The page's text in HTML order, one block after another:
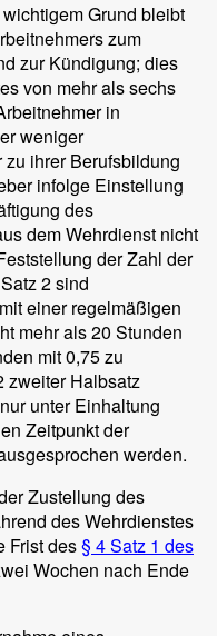
Grund bleibt
zum
zur Kündigung; dies
von mehr als sechs
in
weniger
ihrer Berufsbildung
infolge Einstellung
des
dem Wehrdienst nicht
der Zahl der
2 sind
einer regelmäßigen
mehr als 20 Stunden
mit 0,75 zu
zweiter Halbsatz
unter Einhaltung
Zeitpunkt der
werden.
Zustellung des
des Wehrdienstes
Frist des§ 4 Satz 1 des
Wochen nach Ende